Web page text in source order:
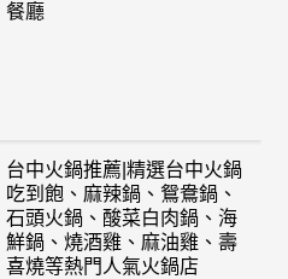
餐廳
台中火鍋推薦|精選台中火鍋
吃到飽、麻辣鍋、鴛鴦鍋、
石頭火鍋、酸菜白肉鍋、海
鮮鍋、燒酒雞、麻油雞、壽
喜燒等熱門人氣火鍋店